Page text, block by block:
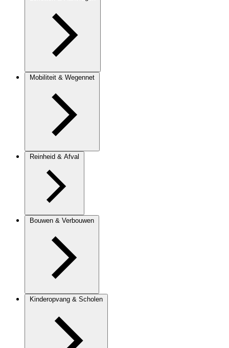
Mobiliteit & Wegennet
Reinheid & Afval
Bouwen & Verbouwen
Kinderopvang & Scholen